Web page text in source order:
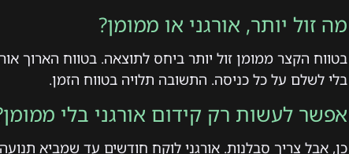
מה זול יותר, אורגני או ממומן?
בטווח הקצר ממומן זול יותר ביחס לתוצאה. בטווח הארוך
בלי לשלם על כל כניסה. התשובה תלויה בטווח הזמן.
אפשר לעשות רק קידום אורגני בלי
כן, אבל צריך סבלנות. אורגני לוקח חודשים עד שמביא